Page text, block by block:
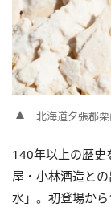
北海道夕張郡
140年以上の歴史
屋・小林酒造と
水」。初登場か